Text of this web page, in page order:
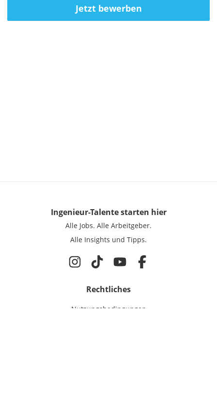
Jetzt bewerben
Ingenieur-Talentestarten hier
Alle Jobs. Alle Arbeitgeber.
Alle Insights und Tipps.
Rechtliches
Nutzungsbedingungen